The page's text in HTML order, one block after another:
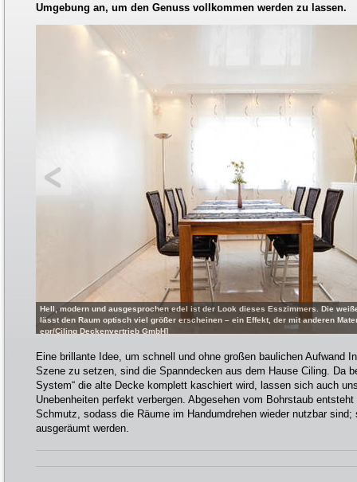
Umgebung an, um den Genuss vollkommen werden zu lassen.
Hell, modern und ausgesprochen edel ist der Look dieses Esszimmers. Die
lässt den Raum optisch viel größer erscheinen – ein Effekt, der mit anderen
epr/Ciling Deckenvertrieb GmbH]
Eine brillante Idee, um schnell und ohne großen baulichen Aufwand
Szene zu setzen, sind die Spanndecken aus dem Hause Ciling. Da
System“ die alte Decke komplett kaschiert wird, lassen sich auch
Unebenheiten perfekt verbergen. Abgesehen vom Bohrstaub
Schmutz, sodass die Räume im Handumdrehen wieder nutzbar
ausgeräumt werden.